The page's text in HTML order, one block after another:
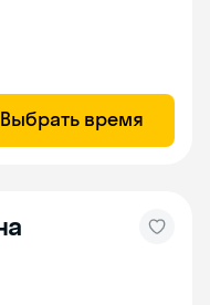
Выбрать время